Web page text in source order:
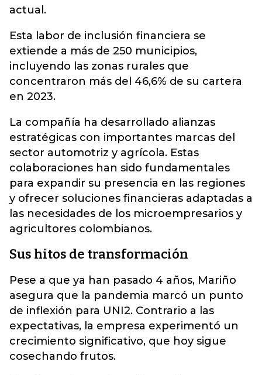
actual.
Esta labor de inclusión financiera se
extiende a más de 250 municipios,
incluyendo las zonas rurales que
concentraron más del 46,6% de su cartera
en 2023.
La compañía ha desarrollado alianzas
estratégicas con importantes marcas del
sector automotriz y agrícola. Estas
colaboraciones han sido fundamentales
para expandir su presencia en las regiones
y ofrecer soluciones financieras adaptadas a
las necesidades de los microempresarios y
agricultores colombianos.
Sus hitos de transformación
Pese a que ya han pasado 4 años, Mariño
asegura que la pandemia marcó un punto
de inflexión para UNI2. Contrario a las
expectativas, la empresa experimentó un
crecimiento significativo, que hoy sigue
cosechando frutos.